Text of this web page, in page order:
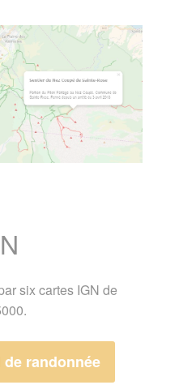
six cartes IGN de
de randonnée